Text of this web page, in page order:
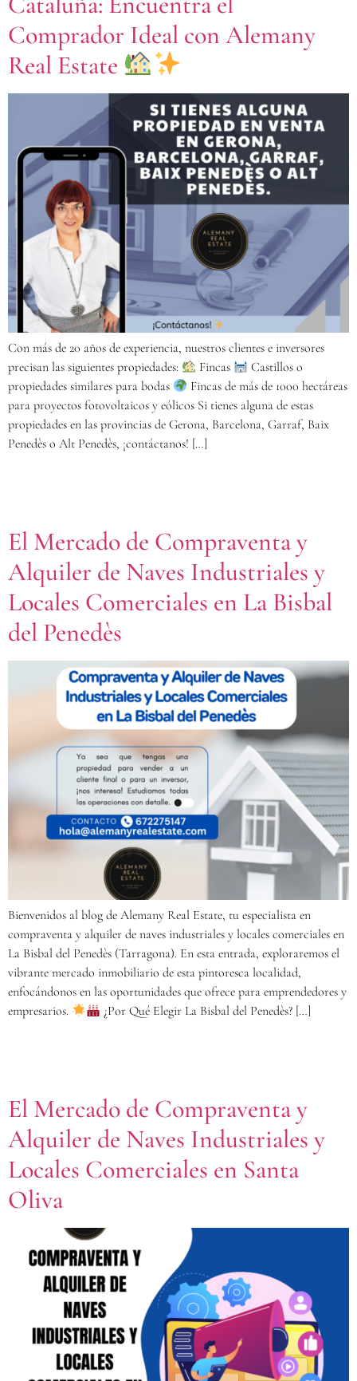
Comprador Ideal con Alemany
Real Estate
Con más de 20 años de experiencia, nuestros clientes e inversores
precisan las siguientes propiedades:
Fincas
Castillos o
propiedades similares para bodas
Fincas de más de 1000 hectáreas
para proyectos fotovoltaicos y eólicos Si tienes alguna de estas
propiedades en las provincias de Gerona, Barcelona, Garraf, Baix
Penedès o Alt Penedès, ¡contáctanos! […]
El Mercado de Compraventa y
Alquiler de Naves Industriales y
Locales Comerciales en La Bisbal
del Penedès
Bienvenidos al blog de Alemany Real Estate, tu especialista en
compraventa y alquiler de naves industriales y locales comerciales en
La Bisbal del Penedès (Tarragona). En esta entrada, exploraremos el
vibrante mercado inmobiliario de esta pintoresca localidad,
enfocándonos en las oportunidades que ofrece para emprendedores y
empresarios.
¿Por Qué Elegir La Bisbal del Penedès? […]
El Mercado de Compraventa y
Alquiler de Naves Industriales y
Locales Comerciales en Santa
Oliva